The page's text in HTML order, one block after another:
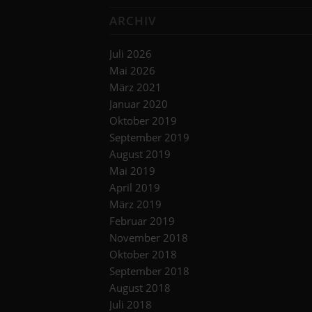
ARCHIV
Juli 2026
Mai 2026
März 2021
Januar 2020
Oktober 2019
September 2019
August 2019
Mai 2019
April 2019
März 2019
Februar 2019
November 2018
Oktober 2018
September 2018
August 2018
Juli 2018